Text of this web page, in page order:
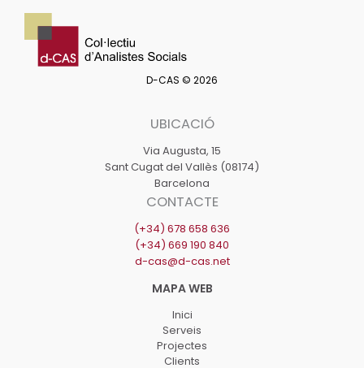
D-CAS © 2026
UBICACIÓ
Via Augusta, 15
Sant Cugat del Vallès (08174)
Barcelona
CONTACTE
(+34) 678 658 636
(+34) 669 190 840
d-cas@d-cas.net
Inici
Serveis
Projectes
Clients